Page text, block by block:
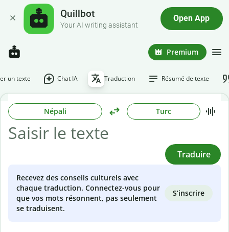
Quillbot
Your AI writing assistant
Open App
Premium
un texte Chat IA Traduction Résumé de texte
Népali Turc
Traduire
Recevez des conseils culturels avec
chaque traduction. Connectez-vous pour
que vos mots résonnent, pas seulement
se traduisent.
S’inscrire